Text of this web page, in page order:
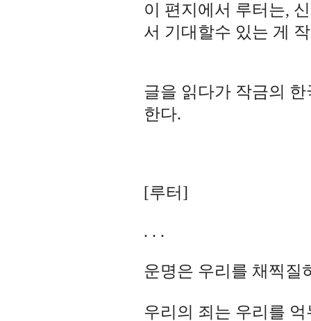
이 편지에서 루터는,
서 기대할수 있는 게
글을 읽다가 작금의
한다.
[루터]
. . .
운명은 우리를 채찍질
우리의 죄는 우리를 억